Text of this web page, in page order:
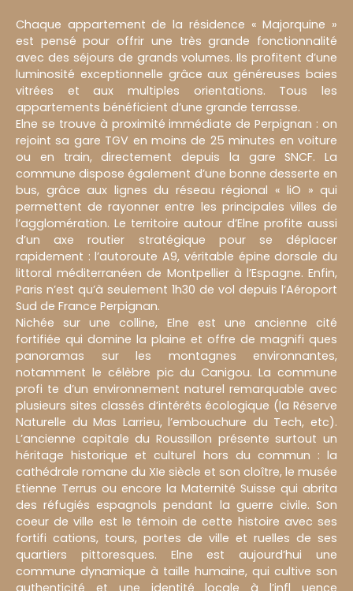
Chaque appartement de la résidence « Majorquine »
est pensé pour offrir une très grande fonctionnalité
avec des séjours de grands volumes. Ils profitent d’une
luminosité exceptionnelle grâce aux généreuses baies
vitrées et aux multiples orientations. Tous les
appartements bénéficient d’une grande terrasse.
Elne se trouve à proximité immédiate de Perpignan : on
rejoint sa gare TGV en moins de 25 minutes en voiture
ou en train, directement depuis la gare SNCF. La
commune dispose également d’une bonne desserte en
bus, grâce aux lignes du réseau régional « liO » qui
permettent de rayonner entre les principales villes de
l’agglomération. Le territoire autour d’Elne profite aussi
d’un axe routier stratégique pour se déplacer
rapidement : l’autoroute A9, véritable épine dorsale du
littoral méditerranéen de Montpellier à l’Espagne. Enfin,
Paris n’est qu’à seulement 1h30 de vol depuis l’Aéroport
Sud de France Perpignan.
Nichée sur une colline, Elne est une ancienne cité
fortifiée qui domine la plaine et offre de magnifi ques
panoramas sur les montagnes environnantes,
notamment le célèbre pic du Canigou. La commune
profi te d’un environnement naturel remarquable avec
plusieurs sites classés d’intérêts écologique (la Réserve
Naturelle du Mas Larrieu, l’embouchure du Tech, etc).
L’ancienne capitale du Roussillon présente surtout un
héritage historique et culturel hors du commun : la
cathédrale romane du XIe siècle et son cloître, le musée
Etienne Terrus ou encore la Maternité Suisse qui abrita
des réfugiés espagnols pendant la guerre civile. Son
coeur de ville est le témoin de cette histoire avec ses
fortifi cations, tours, portes de ville et ruelles de ses
quartiers pittoresques. Elne est aujourd’hui une
commune dynamique à taille humaine, qui cultive son
authenticité et une identité locale à l’infl uence